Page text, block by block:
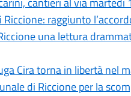
raggiunto
una lettura
Cira torna in libertà nel
di Riccione per la